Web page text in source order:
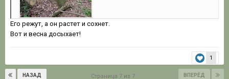
Его режут, а он растет и сохнет.
Вот и весна досыхает!
1
НАЗАД ВПЕРЁД
Страница 7 из 7